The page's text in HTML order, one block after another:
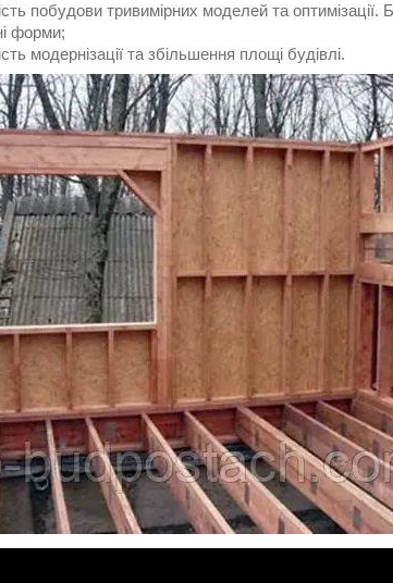
побудови тривимірних моделей та оптимізації.
форми;
модернізації та збільшення площі будівлі.